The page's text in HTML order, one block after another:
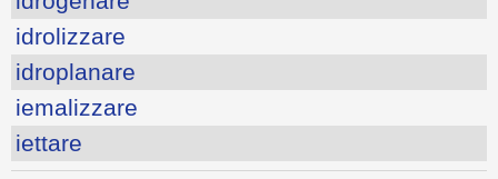
idrolizzare
idroplanare
iemalizzare
iettare